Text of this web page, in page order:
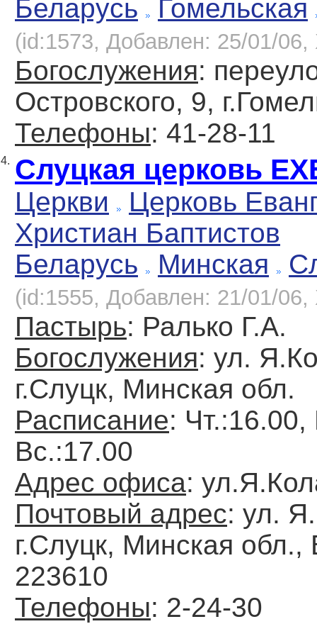
Беларусь
Гомельская
(id:1573, Добавлен: 25/01/06,
Богослужения:
Островского, 9,
Телефоны: 41-28-11
4. Слуцкая церковь
Церкви
Церковь
Христиан Баптистов
Беларусь
Минская
(id:1555, Добавлен: 21/01/06,
Пастырь: Ралько Г.А.
Богослужения: ул.
г.Слуцк, Минская обл.
Расписание:
Вс.:17.00
Адрес офиса:
Почтовый адрес: ул.
г.Слуцк, Минская обл.,
223610
Телефоны: 2-24-30